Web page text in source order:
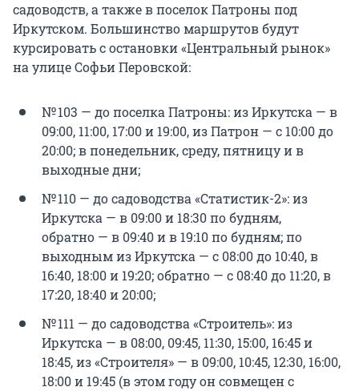
садоводств, а также в поселок Патроны под
Иркутском. Большинство маршрутов будут
курсировать с остановки «Центральный рынок»
на улице Софьи Перовской:
№ 103 — до поселка Патроны: из Иркутска — в
09:00, 11:00, 17:00 и 19:00, из Патрон — с 10:00 до
20:00; в понедельник, среду, пятницу и в
выходные дни;
№ 110 — до садоводства «Статистик-2»: из
Иркутска — в 09:00 и 18:30 по будням,
обратно — в 09:40 и в 19:10 по будням; по
выходным из Иркутска — с 08:00 до 10:40, в
16:40, 18:00 и 19:20; обратно — с 08:40 до 11:20, в
17:20, 18:40 и 20:00;
№ 111 — до садоводства «Строитель»: из
Иркутска — в 08:00, 09:45, 11:30, 15:00, 16:45 и
18:45, из «Строителя» — в 09:00, 10:45, 12:30, 16:00,
18:00 и 19:45 (в этом году он совмещен с